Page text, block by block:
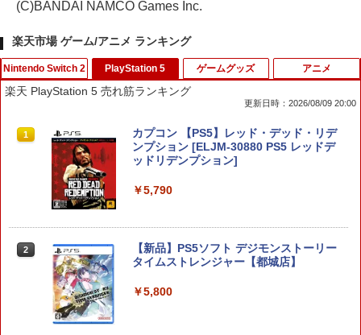
(C)BANDAI NAMCO Games Inc.
楽天市場 ゲーム/アニメ ランキング
Nintendo Switch 2
1 ぽこ あ ポケモン
￥7,880
2
【PowerA 公式ストア】パワーエー アド
バンテージ・ワイヤレスコントローラー
天堂公式ライセンス商品】送料無料 国内
2年保証
PlayStation 5
楽天 PlayStation 5 売れ筋ランキング
更新日時：2026/08/09 20:00
1
カプコン 【PS5】レッド・デッド・リデ
ンプション [ELJM-30880 PS5 レッドデ
ッドリデンプション]
￥5,790
2
【新品】PS5ソフト デジモンストーリー
タイムストレンジャー【都城店】
￥5,800
ゲームグッズ アニメ